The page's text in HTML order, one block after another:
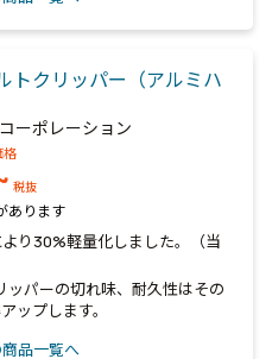
クリッパー（アルミハ
ーポレーション
格
税抜
あります
り30%軽量化しました。（当
パーの切れ味、耐久性はその
ップします。
品一覧へ